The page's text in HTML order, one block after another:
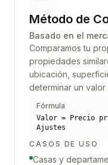
Método de
Basado en el
Comparamos tu
propiedades
ubicación,
determinar un
Fórmula
Valor = Precio
Ajustes
CASOS DE USO
Casas y